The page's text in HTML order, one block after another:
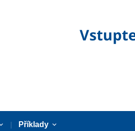
Příklady